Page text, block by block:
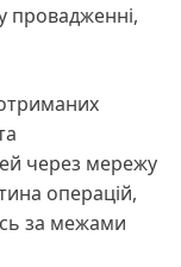
провадженні,
через мережу
операцій,
за межами